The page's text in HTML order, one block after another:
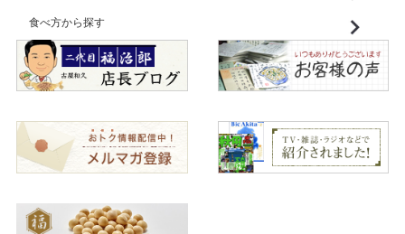
食べ方から探す